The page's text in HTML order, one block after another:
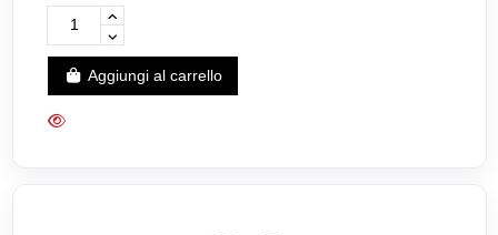
Aggiungi al carrello